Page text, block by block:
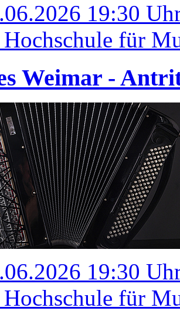
19:30
für
Weimar -
19:30
für